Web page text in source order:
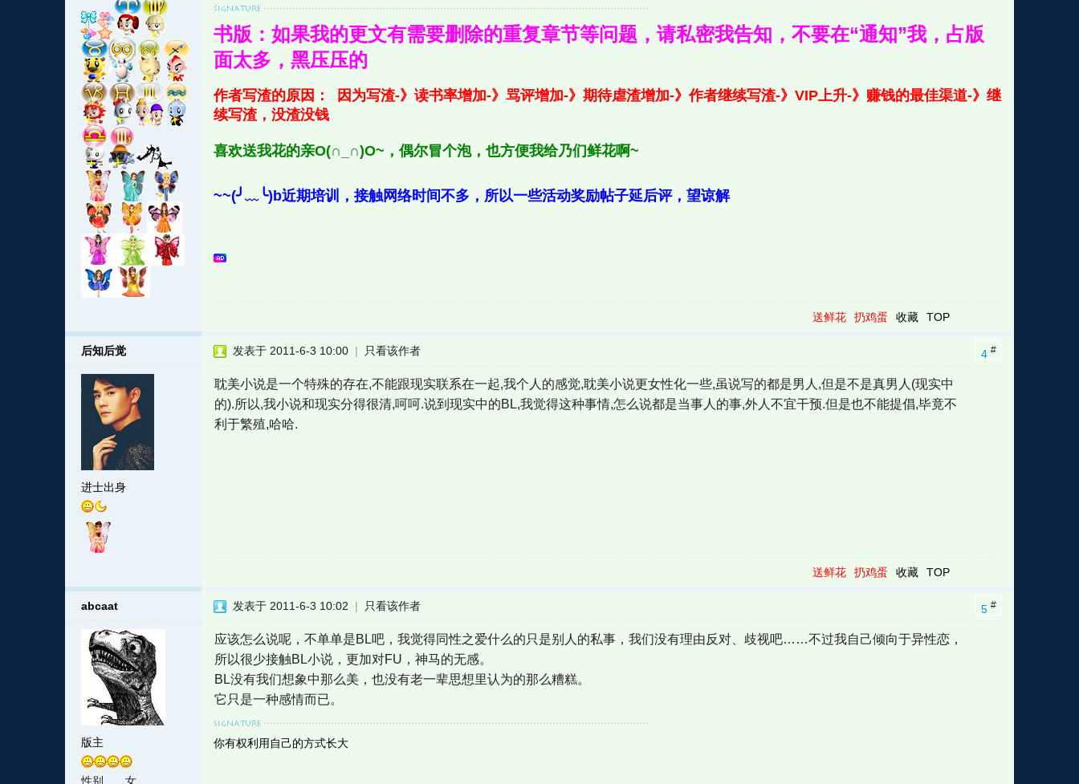
书版：如果我的更文有需要删除的重复章节等问题，请私密我告知，不要在“通知”我，占版
面太多，黑压压的
作者写渣的原因： 因为写渣-》读书率增加-》骂评增加-》期待虐渣增加-》作者继续写渣-》VIP上升-》赚钱的最佳渠道-》继
续写渣，没渣没钱
喜欢送我花的亲O(∩_∩)O~，偶尔冒个泡，也方便我给乃们鲜花啊~
~~(╯﹏╰)b近期培训，接触网络时间不多，所以一些活动奖励帖子延后评，望谅解
送鲜花 扔鸡蛋 收藏 TOP
后知后觉
进士出身
4 #
发表于 2011-6-3 10:00 | 只看该作者
耽美小说是一个特殊的存在,不能跟现实联系在一起,我个人的感觉,耽美小说更女性化一些,虽说写的都是男人,但是不是真男人(现实中
的).所以,我小说和现实分得很清,呵呵.说到现实中的BL,我觉得这种事情,怎么说都是当事人的事,外人不宜干预.但是也不能提倡,毕竟不
利于繁殖,哈哈.
送鲜花 扔鸡蛋 收藏 TOP
abcaat
版主
性别 女
5 #
发表于 2011-6-3 10:02 | 只看该作者
应该怎么说呢，不单单是BL吧，我觉得同性之爱什么的只是别人的私事，我们没有理由反对、歧视吧……不过我自己倾向于异性恋，
所以很少接触BL小说，更加对FU，神马的无感。
BL没有我们想象中那么美，也没有老一辈思想里认为的那么糟糕。
它只是一种感情而已。
你有权利用自己的方式长大